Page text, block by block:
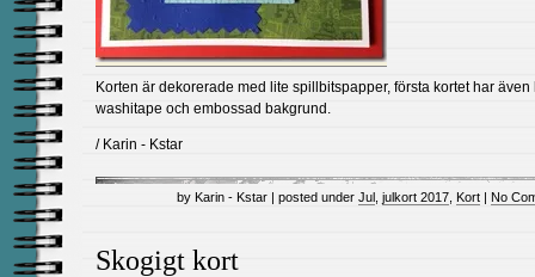
Korten är dekorerade med lite spillbitspapper, första kortet har även
washitape och embossad bakgrund.
/ Karin - Kstar
by Karin - Kstar | posted under Jul julkort 2017 Kort | No
Skogigt kort